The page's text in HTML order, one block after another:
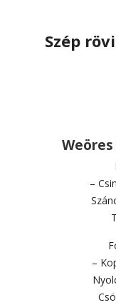
Szép
Weöres
–
–